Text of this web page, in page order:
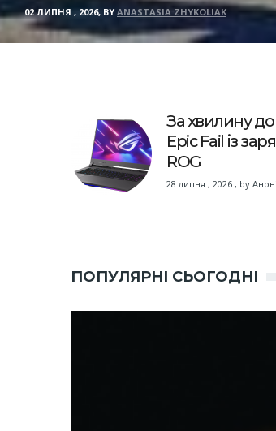
02 ЛИПНЯ , 2026, BY ANASTASIA ZHYKOLIAK
За хвилину
Epic Fail із
ROG
28 липня , 2026 , by
ПОПУЛЯРНІ СЬОГОДНІ